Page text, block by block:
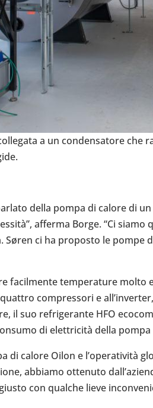
a un con­den­sa­tore che
della pompa di calore di
afferma Borge. “Ci
ci ha pro­po­sto le pompe
facil­mente tem­pe­ra­ture molto
com­pres­sori e
il suo refri­ge­rante HFO
di elettricità della pompa
di calore Oilon e l’operatività
abbiamo otte­nuto
con qualche lieve